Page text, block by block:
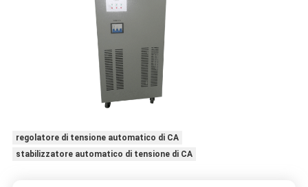
regolatore di tensione automatico di CA
stabilizzatore automatico di tensione di CA